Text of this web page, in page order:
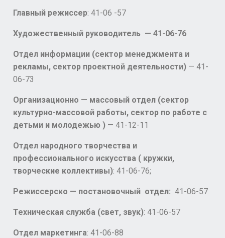
Главный режиссер: 41-06 -57
Художественный руководитель — 41-06-76
Отдел информации (сектор менеджмента и
рекламы, сектор проектной деятельности) — 41-
06-73
Организационно — массовый отдел (сектор
культурно-массовой работы, сектор по работе с
детьми и молодежью ) — 41-12-11
Отдел народного творчества и
профессионального искусства ( кружки,
творческие коллективы): 41-06-76;
Режиссерско — постановочный отдел: 41-06-57
Техническая служба (свет, звук): 41-06-57
Отдел маркетинга: 41-06-88